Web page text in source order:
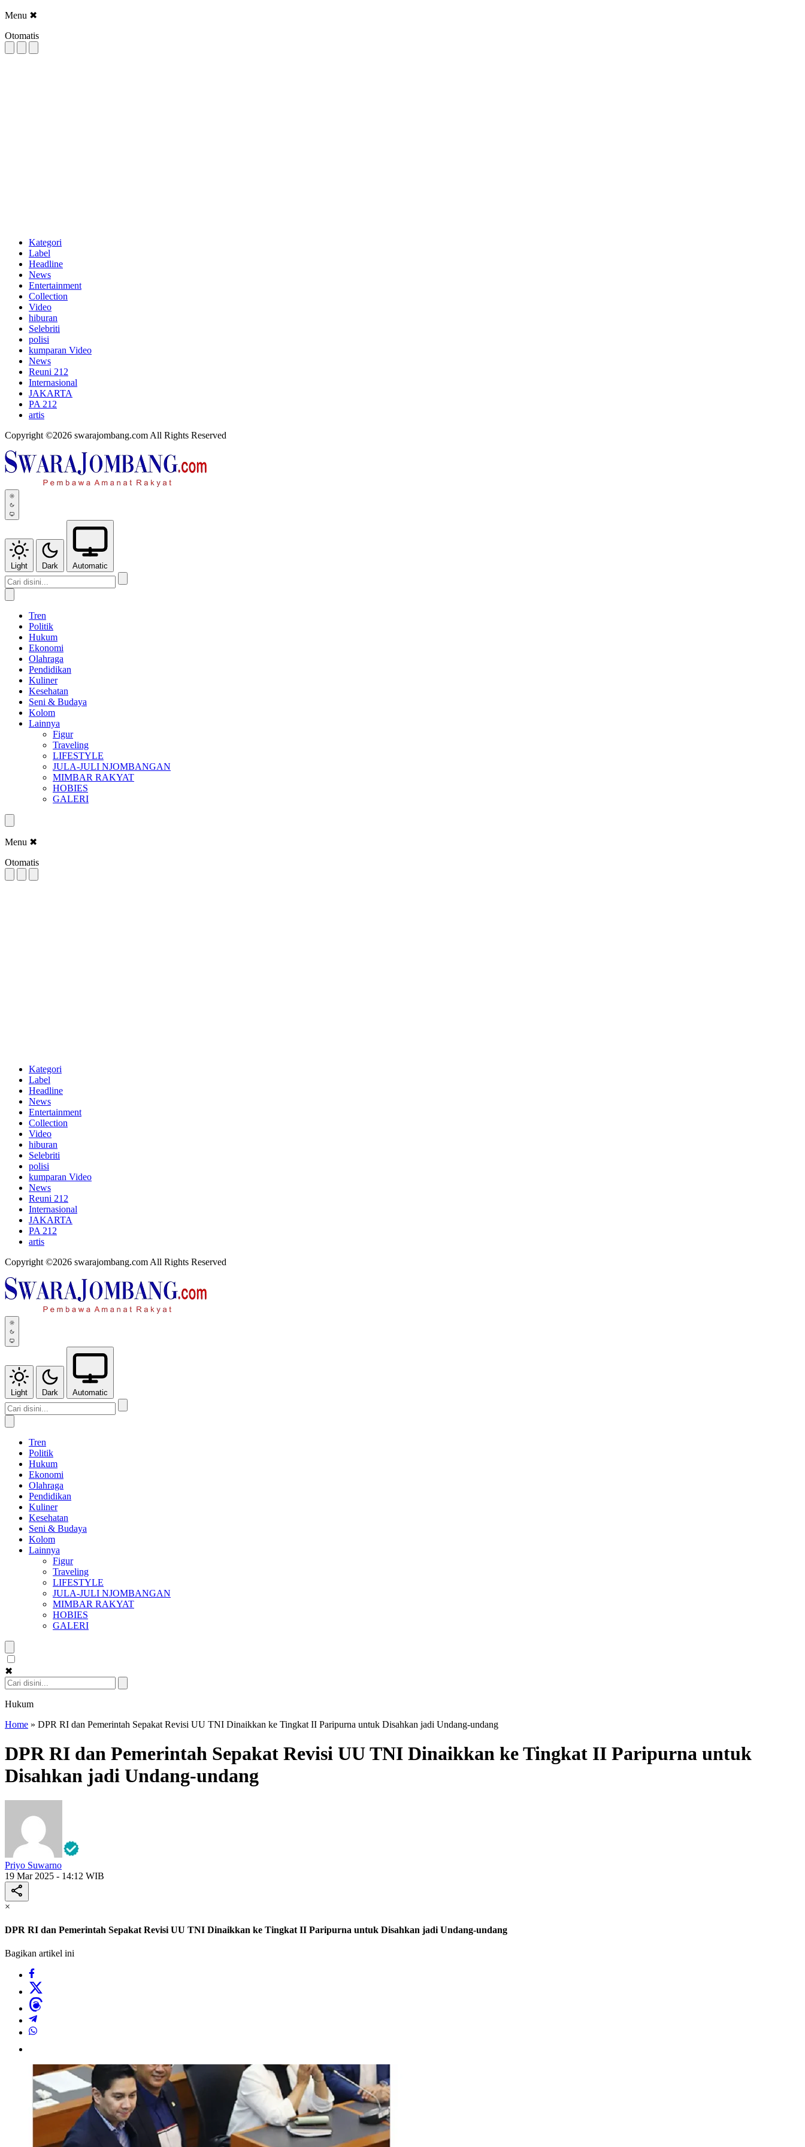
Menu ✖
Otomatis
Kategori
Label
Headline
News
Entertainment
Collection
Video
hiburan
Selebriti
polisi
kumparan Video
News
Reuni 212
Internasional
JAKARTA
PA 212
artis
Copyright ©2026 swarajombang.com All Rights Reserved
Light Dark Automatic
Tren
Politik
Hukum
Ekonomi
Olahraga
Pendidikan
Kuliner
Kesehatan
Seni & Budaya
Kolom
Lainnya
Figur
Traveling
LIFESTYLE
JULA-JULI NJOMBANGAN
MIMBAR RAKYAT
HOBIES
GALERI
Menu ✖
Otomatis
Kategori
Label
Headline
News
Entertainment
Collection
Video
hiburan
Selebriti
polisi
kumparan Video
News
Reuni 212
Internasional
JAKARTA
PA 212
artis
Copyright ©2026 swarajombang.com All Rights Reserved
Light Dark Automatic
Tren
Politik
Hukum
Ekonomi
Olahraga
Pendidikan
Kuliner
Kesehatan
Seni & Budaya
Kolom
Lainnya
Figur
Traveling
LIFESTYLE
JULA-JULI NJOMBANGAN
MIMBAR RAKYAT
HOBIES
GALERI
✖
Hukum
Home » DPR RI dan Pemerintah Sepakat Revisi UU TNI Dinaikkan ke Tingkat II Paripurna untuk Disahkan jadi Undang-undang
DPR RI dan Pemerintah Sepakat Revisi UU TNI Dinaikkan ke Tingkat II Paripurna untuk
Disahkan jadi Undang-undang
Priyo Suwarno
19 Mar 2025 - 14:12 WIB
×
DPR RI dan Pemerintah Sepakat Revisi UU TNI Dinaikkan ke Tingkat II Paripurna untuk Disahkan jadi Undang-undang
Bagikan artikel ini